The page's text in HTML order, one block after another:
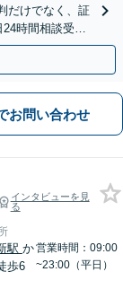
だけでなく、証
時間相談受
お問い合わせ
インタビューを見
る
駅 か
歩6
営業時間：09:00
~23:00（平日）